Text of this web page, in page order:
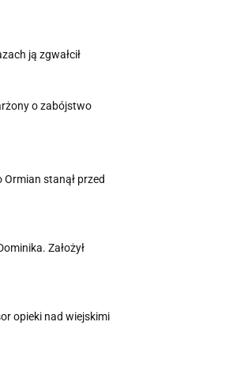
ją zgwałcił
o zabójstwo
stanął przed
Założył
opieki nad wiejskimi